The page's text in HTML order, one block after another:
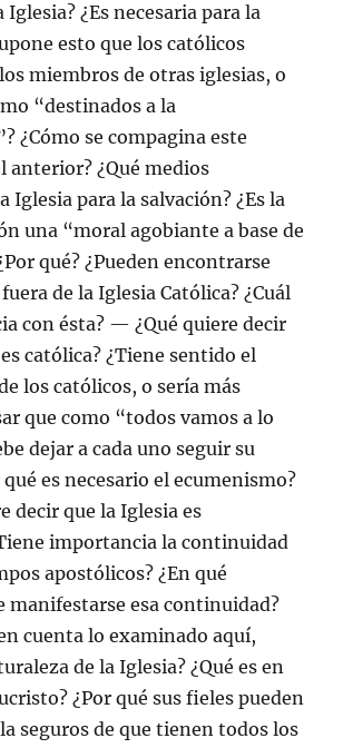
¿Es necesaria para la
esto que los católicos
miembros de otras iglesias, o
“destinados a la
¿Cómo se compagina este
anterior? ¿Qué medios
Iglesia para la salvación? ¿Es la
una “moral agobiante a base de
qué? ¿Pueden encontrarse
de la Iglesia Católica? ¿Cuál
con ésta? — ¿Qué quiere decir
católica? ¿Tiene sentido el
los católicos, o sería más
que como “todos vamos a lo
dejar a cada uno seguir su
es necesario el ecumenismo?
decir que la Iglesia es
importancia la continuidad
apostólicos? ¿En qué
manifestarse esa continuidad?
cuenta lo examinado aquí,
de la Iglesia? ¿Qué es en
¿Por qué sus fieles pueden
seguros de que tienen todos los